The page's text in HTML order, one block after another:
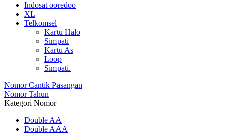
Indosat ooredoo
XL
Telkomsel
Kartu Halo
Simpati
Kartu As
Loop
Simpati.
Nomor Cantik Pasangan
Nomor Tahun
Kategori Nomor
Double AA
Double AAA